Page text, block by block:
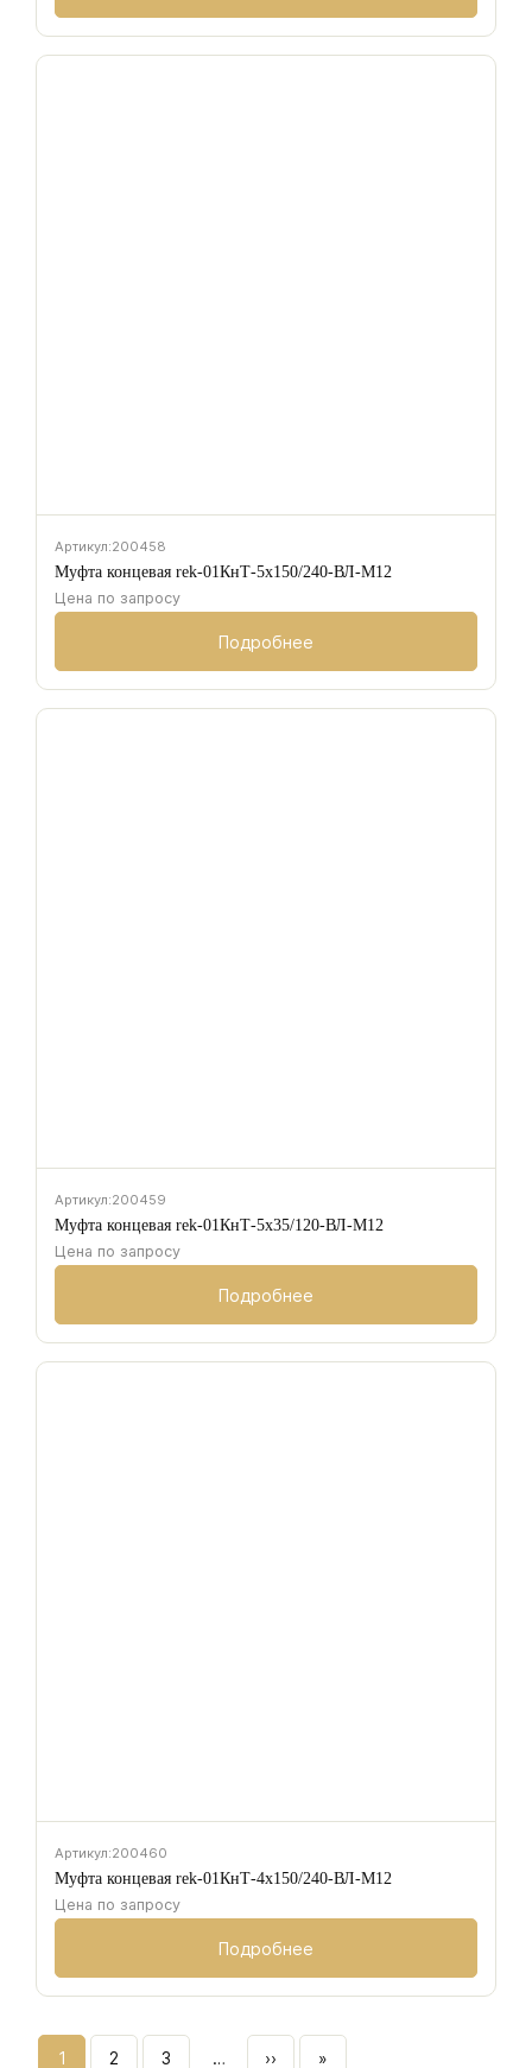
Артикул:200458
Муфта концевая rek-01КнТ-5х150/240-ВЛ-М12
Цена по запросу
Подробнее
Артикул:200459
Муфта концевая rek-01КнТ-5х35/120-ВЛ-М12
Цена по запросу
Подробнее
Артикул:200460
Муфта концевая rek-01КнТ-4х150/240-ВЛ-М12
Цена по запросу
Подробнее
Нумерация
1 2 3 … ›› »